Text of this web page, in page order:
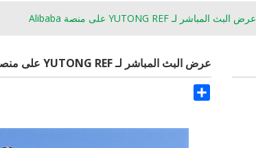
عرض البث المباشر لـ YUTONG REF على منصة Alibaba
عرض البث المباشر لـ YUTONG REF على منصة Alibaba
Share